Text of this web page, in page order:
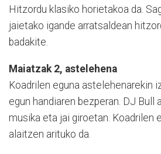
Hitzordu klasiko horietakoa da.
jaietako igande arratsaldean
badakite.
Maiatzak 2, astelehena
Koadrilen eguna astelehenarekin
egun handiaren bezperan. DJ Bull
musika eta jai giroetan. Koadrilen
alaitzen arituko da.